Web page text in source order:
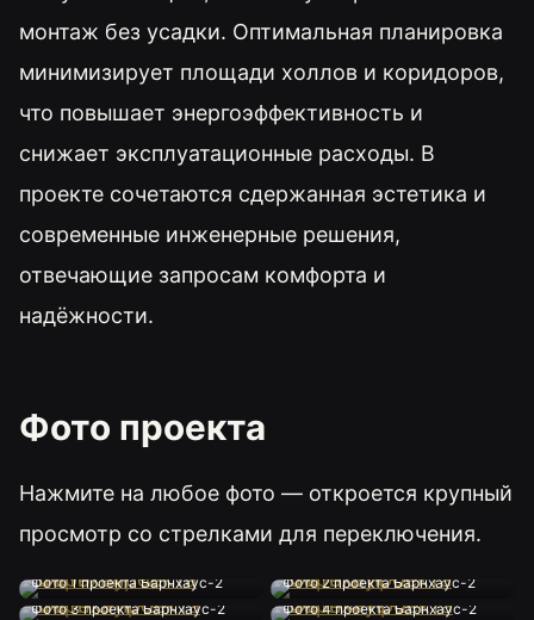
монтаж без усадки. Оптимальная планировка
минимизирует площади холлов и коридоров,
что повышает энергоэффективность и
снижает эксплуатационные расходы. В
проекте сочетаются сдержанная эстетика и
современные инженерные решения,
отвечающие запросам комфорта и
надёжности.
Фото проекта
Нажмите на любое фото — откроется крупный
просмотр со стрелками для переключения.
Фото 1 проекта Барнхаус-2
Фото 2 проекта Барнхаус-2
Фото 3 проекта Барнхаус-2
Фото 4 проекта Барнхаус-2